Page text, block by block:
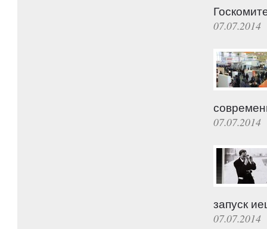
07.07.2014
07.07.2014
запуск
07.07.2014